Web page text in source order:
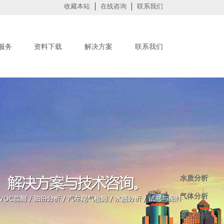
收藏本站 在线咨询 联系我们
务 资料下载 解决方案 联系我们
水质分析
气体分析
烟气分析